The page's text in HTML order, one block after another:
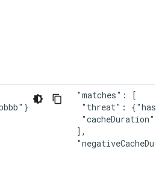
"matches": [
"threat":
"cacheDuration":
],